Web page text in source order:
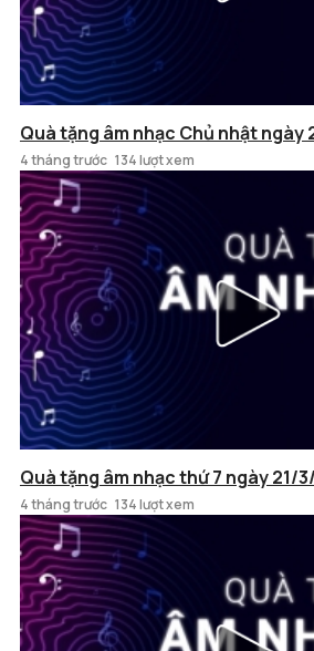
Quà tặng âm nhạc Chủ nhật ngày
4 tháng trước 134 lượt xem
Quà tặng âm nhạc thứ 7 ngày 21/
4 tháng trước 134 lượt xem